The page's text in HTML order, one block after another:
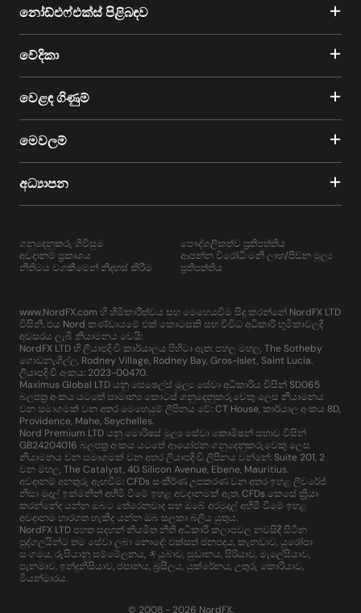
නෝඩ්එෆ්එක්ස් පිළිබඳව
වේදිකා
වෙළඳ ගිණුම්
මෙවලම්
අධ්‍යාපන
ගනුදෙනුකරු ගිවිසුම
අවදානම් ප්‍රකාශය
නීතිමය වගකීමෙන් නිදහස් කිරීම
පෞද්ගලිකත්ව ප්‍රතිපත්තිය
ආපන්න විරෝධී මනී ලාභ/පීඩන මූල්‍ය
ප්‍රතිපත්තිය
www.NordFX.com හි හිමිකාරීත්වය සහ මෙහෙයවීම සිදු කරන්නේ NordFX LTD
විසිනි. එය Nord කණ්ඩායමේ එක් කොටසකි සහ විවිධ අධිකාරි භූමිකාවලදී
අවසරය ලැබී නියාමනය වෙයි:
NordFX LTD හි ලියාපදිංචි කාර්යාලය පිහිටා ඇත: පහල මහල, The Sotheby
ගොඩනැගිල්ල, Rodney Village, Rodney Bay, Gros-Islet, Saint Lucia.
ලියාපදිංචි අංකය: 2023-00470.
Maximus Global LTD යනු සෙෂෙල්ස් මූල්‍ය සේවා අධිකාරිය විසින් SD065
බලපත්‍ර අංකය යටතේ සාමාන්‍ය කොටස් ගනුදෙනුකරුවෙකු ලෙස නියාමනය
වන සමාගමක් වන අතර මෙහෙයුම් ලිපිනය වේ: CT House, කාර්යාල අංකය 8D,
Providence, Mahe, Seychelles.
Nord Premium LTD යනු මොරිෂස් මූල්‍ය සේවා කොමිෂන් සභාව විසින්
GB24204016 බලපත්‍ර අංකය යටතේ ආයෝජන ගනුදෙනුකරුවෙකු ලෙස
නියාමනය වන සමාගමක් වන අතර ලියාපදිංචි ලිපිනය වන්නේ: Suite 201, 2
වන මහල, The Catalyst, 40 Silicon Avenue, Ebene, Mauritius.
අවදානම් අනතුරු ඇඟවීම: CFDs සංකීර්ණ උපකරණ වන අතර ඉහළ ලීවරේජ්
නිසා මුදල් ඉක්මනින් අහිමි වීමේ ඉහළ අවදානමක් ඇත. CFDs කෙසේ ක්‍රියා
කරන්නේද යන්න ඔබට තේරෙනවාද සහ ඔබේ අරමුදල් අහිමි වීමේ ඉහළ
අවදානම භාරගත හැකිද යන්න ඔබ සලකා බලිය යුතුය.
NordFX LTD පහත සඳහන් නියමිත නීති අධිකාරී කලාපවල නවසිඳී සිටින
පුද්ගලයින්ට තම සේවා ලබා නොදේ: එක්සත් ජනපදය, කැනඩාව, යුරෝපා
සංගමය, රුසියානු සම්මේලනය, キයුබාව, සුඩානය, සිරියාව, මැලේසියාව,
පැනමාව, ඉන්දුනීසියාව, ජපානය, බ්‍රසීලය, යුක්රේනය, උතුරු කොරියාව,
මියන්මාරය.
© 2008 - 2026 NordFX.